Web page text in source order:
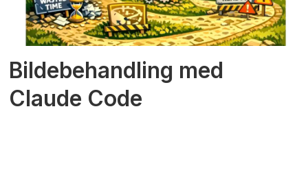
Bildebehandling med
Claude Code